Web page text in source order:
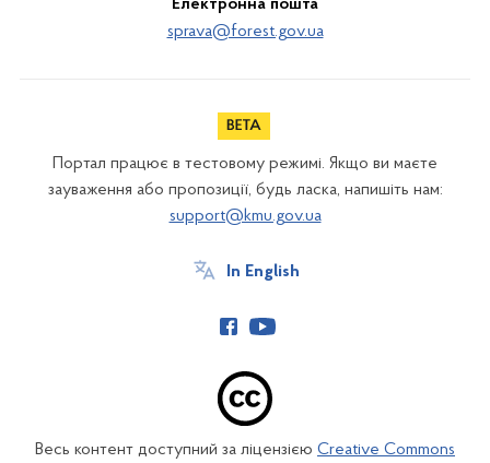
Електронна пошта
sprava@forest.gov.ua
Портал працює в тестовому режимі. Якщо ви маєте
зауваження або пропозиції, будь ласка, напишіть нам:
support@kmu.gov.ua
In English
Весь контент доступний за ліцензією Creative Commons